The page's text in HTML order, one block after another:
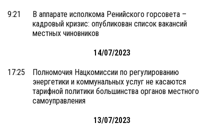
9:21
В аппарате исполкома Ренийского горсовета –
кадровый кризис: опубликован список вакансий
местных чиновников
14/07/2023
17:25
Полномочия Нацкомиссии по регулированию
энергетики и коммунальных услуг не касаются
тарифной политики большинства органов местного
самоуправления
13/07/2023